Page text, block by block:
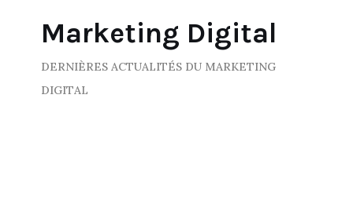
Marketing Digital
DERNIÈRES ACTUALITÉS DU MARKETING
DIGITAL